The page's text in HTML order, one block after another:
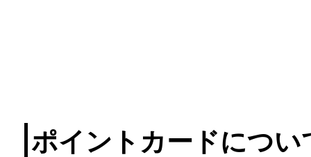
ポイントカードについ